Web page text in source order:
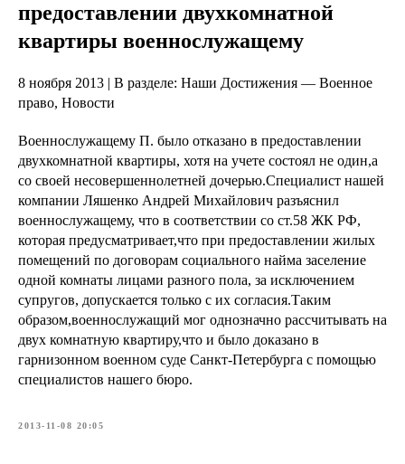
предоставлении двухкомнатной
квартиры военнослужащему
8 ноября 2013 | В разделе: Наши Достижения — Военное
право, Новости
Военнослужащему П. было отказано в предоставлении
двухкомнатной квартиры, хотя на учете состоял не один,а
со своей несовершеннолетней дочерью.Специалист нашей
компании Ляшенко Андрей Михайлович разъяснил
военнослужащему, что в соответствии со ст.58 ЖК РФ,
которая предусматривает,что при предоставлении жилых
помещений по договорам социального найма заселение
одной комнаты лицами разного пола, за исключением
супругов, допускается только с их согласия.Таким
образом,военнослужащий мог однозначно рассчитывать на
двух комнатную квартиру,что и было доказано в
гарнизонном военном суде Санкт-Петербурга с помощью
специалистов нашего бюро.
2013-11-08 20:05